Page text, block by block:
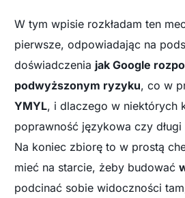
W tym wpisie rozkładam ten
pierwsze, odpowiadając na
doświadczenia jak Google
podwyższonym ryzyku, co w
YMYL, i dlaczego w niektórych
poprawność językowa czy
Na koniec zbiorę to w prostą
mieć na starcie, żeby budować
podcinać sobie widoczności